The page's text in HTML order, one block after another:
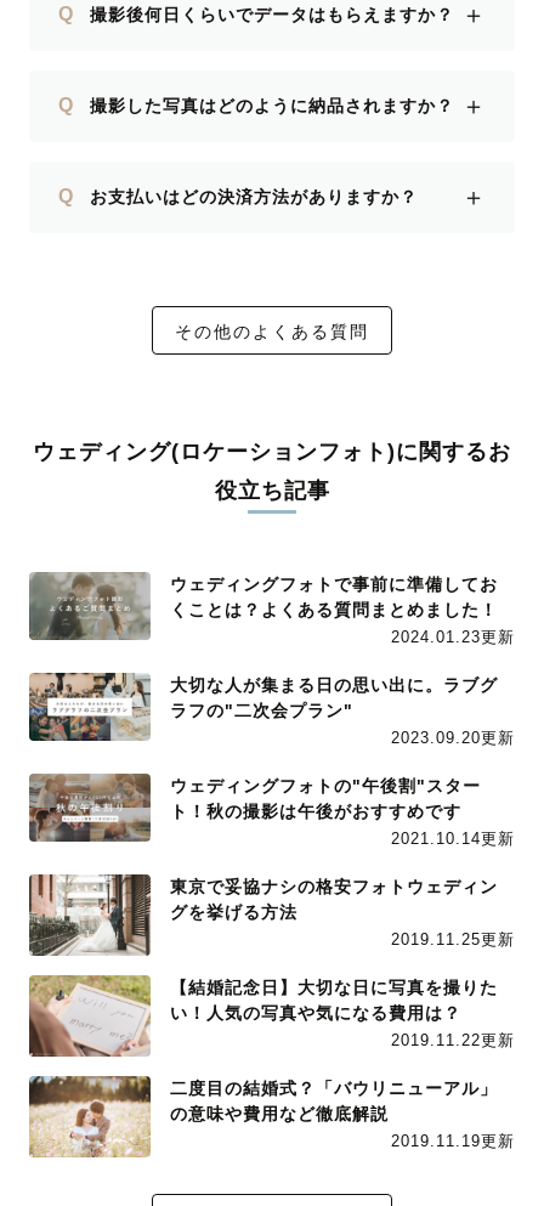
Q 撮影後何日くらいでデータはもらえますか？ ＋
Q 撮影した写真はどのように納品されますか？ ＋
Q お支払いはどの決済方法がありますか？ ＋
その他のよくある質問
ウェディング(ロケーションフォト)に関するお
役立ち記事
ウェディングフォトで事前に準備してお
くことは？よくある質問まとめました！
2024.01.23更新
大切な人が集まる日の思い出に。ラブグ
ラフの"二次会プラン"
2023.09.20更新
ウェディングフォトの"午後割"スター
ト！秋の撮影は午後がおすすめです
2021.10.14更新
東京で妥協ナシの格安フォトウェディン
グを挙げる方法
2019.11.25更新
【結婚記念日】大切な日に写真を撮りた
い！人気の写真や気になる費用は？
2019.11.22更新
二度目の結婚式？「バウリニューアル」
の意味や費用など徹底解説
2019.11.19更新